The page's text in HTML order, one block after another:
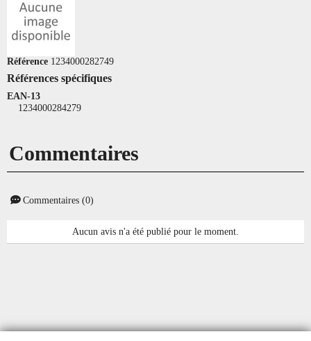
Référence 1234000282749
Références spécifiques
EAN-13
1234000284279
Commentaires
Commentaires (0)
Aucun avis n'a été publié pour le moment.